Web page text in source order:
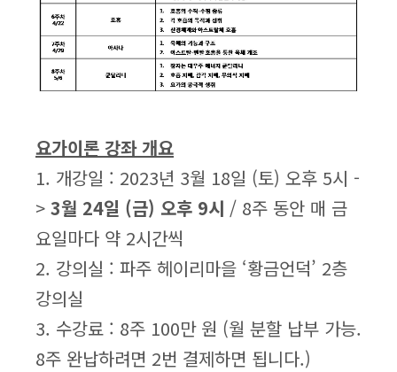
요가이론 강좌 개요
1. 개강일 : 2023년 3월 18일 (토) 오후 5시 -
> 3월 24일 (금) 오후 9시 / 8주 동안 매 금
요일마다 약 2시간씩
2. 강의실 : 파주 헤이리마을 ‘황금언덕’ 2층
강의실
3. 수강료 : 8주 100만 원 (월 분할 납부 가능.
8주 완납하려면 2번 결제하면 됩니다.)